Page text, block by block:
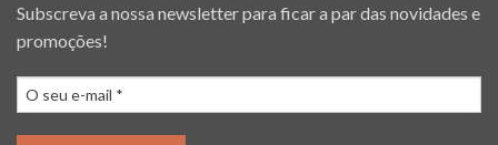
Subscreva a nossa newsletter para ficar a par das novidades e
promoções!